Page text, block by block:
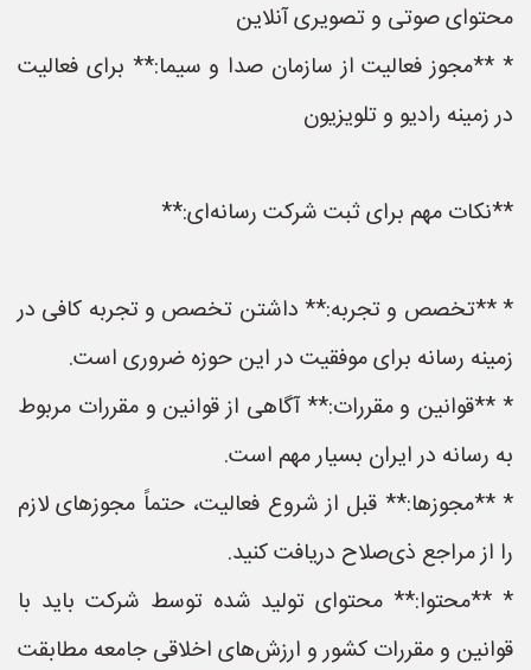
محتوای صوتی و تصویری آنلاین
* **مجوز فعالیت از سازمان صدا و سیما:** برای فعالیت
در زمینه رادیو و تلویزیون
**نکات مهم برای ثبت شرکت رسانه‌ای:**
* **تخصص و تجربه:** داشتن تخصص و تجربه کافی در
زمینه رسانه برای موفقیت در این حوزه ضروری است.
* **قوانین و مقررات:** آگاهی از قوانین و مقررات مربوط
به رسانه در ایران بسیار مهم است.
* **مجوزها:** قبل از شروع فعالیت، حتماً مجوزهای لازم
را از مراجع ذی‌صلاح دریافت کنید.
* **محتوا:** محتوای تولید شده توسط شرکت باید با
قوانین و مقررات کشور و ارزش‌های اخلاقی جامعه مطابقت